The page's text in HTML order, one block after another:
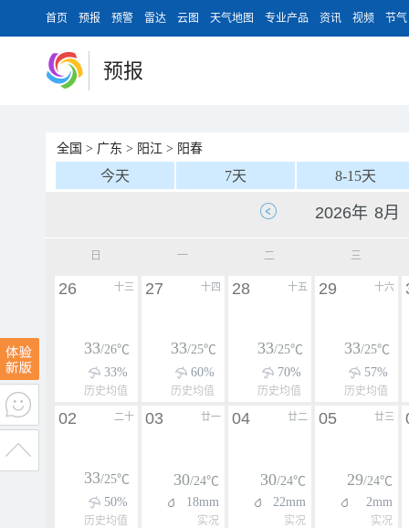
首页 预报 预警 雷达 云图 天气地图 专业产品 资讯 视频 节气
预报
全国 > 广东 > 阳江 > 阳春
今天 7天 8-15天
日 一 二 三
十三
26
33/26℃
33%
历史均值
十四
27
33/25℃
60%
历史均值
十五
28
33/25℃
70%
历史均值
十六
29
33/25℃
57%
历史均值
二十
02
33/25℃
50%
历史均值
廿一
03
30/24℃
18mm
实况
廿二
04
30/24℃
22mm
实况
廿三
05
29/24℃
2mm
实况